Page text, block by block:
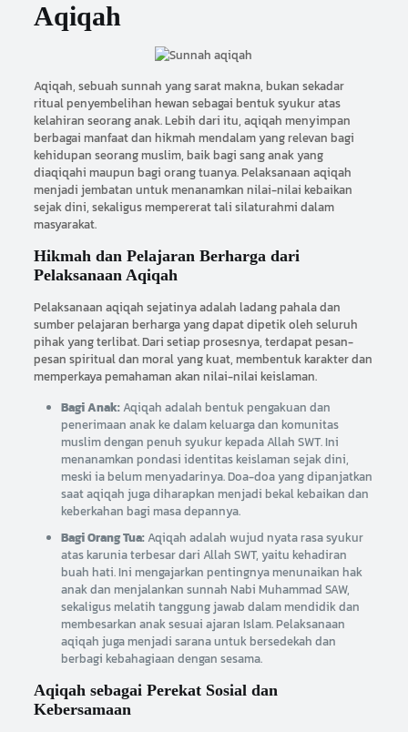
Aqiqah
Aqiqah, sebuah sunnah yang sarat makna, bukan sekadar
ritual penyembelihan hewan sebagai bentuk syukur atas
kelahiran seorang anak. Lebih dari itu, aqiqah menyimpan
berbagai manfaat dan hikmah mendalam yang relevan bagi
kehidupan seorang muslim, baik bagi sang anak yang
diaqiqahi maupun bagi orang tuanya. Pelaksanaan aqiqah
menjadi jembatan untuk menanamkan nilai-nilai kebaikan
sejak dini, sekaligus mempererat tali silaturahmi dalam
masyarakat.
Hikmah dan Pelajaran Berharga dari
Pelaksanaan Aqiqah
Pelaksanaan aqiqah sejatinya adalah ladang pahala dan
sumber pelajaran berharga yang dapat dipetik oleh seluruh
pihak yang terlibat. Dari setiap prosesnya, terdapat pesan-
pesan spiritual dan moral yang kuat, membentuk karakter dan
memperkaya pemahaman akan nilai-nilai keislaman.
Bagi Anak:Aqiqah adalah bentuk pengakuan dan
penerimaan anak ke dalam keluarga dan komunitas
muslim dengan penuh syukur kepada Allah SWT. Ini
menanamkan pondasi identitas keislaman sejak dini,
meski ia belum menyadarinya. Doa-doa yang dipanjatkan
saat aqiqah juga diharapkan menjadi bekal kebaikan dan
keberkahan bagi masa depannya.
Bagi Orang Tua:Aqiqah adalah wujud nyata rasa syukur
atas karunia terbesar dari Allah SWT, yaitu kehadiran
buah hati. Ini mengajarkan pentingnya menunaikan hak
anak dan menjalankan sunnah Nabi Muhammad SAW,
sekaligus melatih tanggung jawab dalam mendidik dan
membesarkan anak sesuai ajaran Islam. Pelaksanaan
aqiqah juga menjadi sarana untuk bersedekah dan
berbagi kebahagiaan dengan sesama.
Aqiqah sebagai Perekat Sosial dan
Kebersamaan